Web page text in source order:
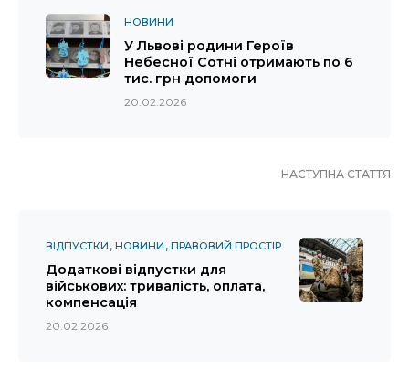
НОВИНИ
У Львові родини Героїв
Небесної Сотні отримають по 6
тис. грн допомоги
20.02.2026
НАСТУПНА СТАТТЯ
ВІДПУСТКИ НОВИНИ ПРАВОВИЙ ПРОСТІР
Додаткові відпустки для
військових: тривалість, оплата,
компенсація
20.02.2026